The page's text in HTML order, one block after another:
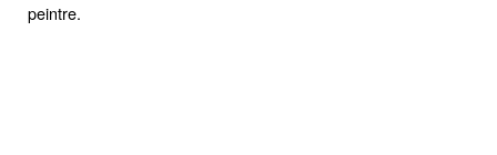
peintre.